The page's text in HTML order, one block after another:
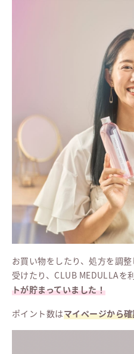
お買い物をしたり、処方を調
受けたり、CLUB MEDULLAを
トが貯まっていました！
ポイント数はマイページから